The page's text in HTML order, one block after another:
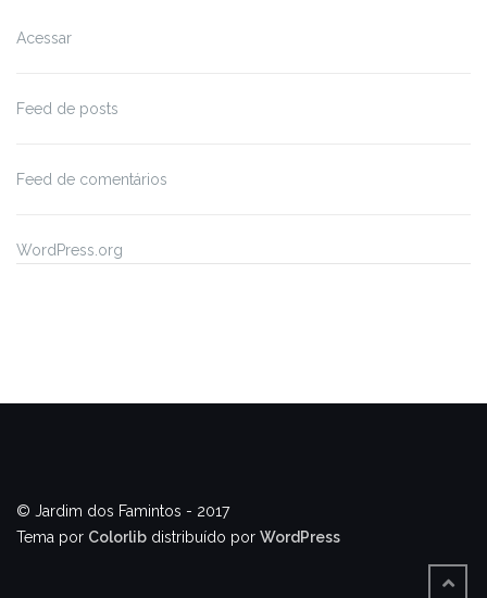
Acessar
Feed de posts
Feed de comentários
WordPress.org
© Jardim dos Famintos - 2017
Tema por Colorlib distribuído por WordPress